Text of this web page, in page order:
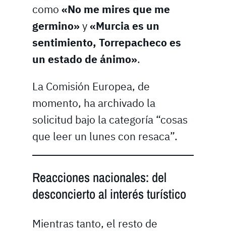
como «No me mires que me
germino» y«Murcia es un
sentimiento, Torrepacheco es
un estado de ánimo».
La Comisión Europea, de
momento, ha archivado la
solicitud bajo la categoría “cosas
que leer un lunes con resaca”.
Reacciones nacionales: del
desconcierto al interés turístico
Mientras tanto, el resto de